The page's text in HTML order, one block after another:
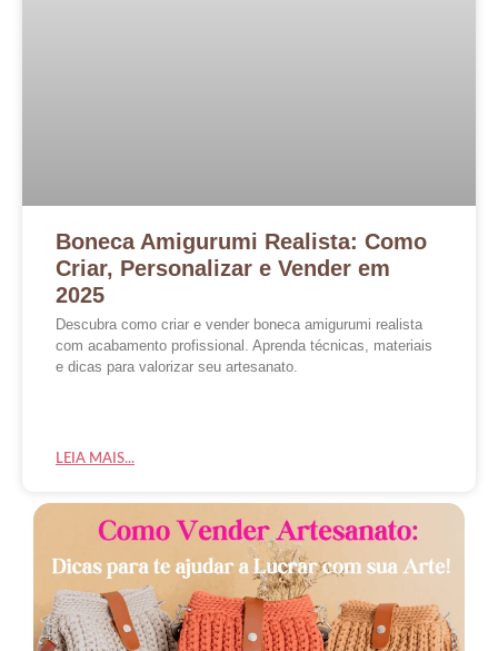
Boneca Amigurumi Realista: Como
Criar, Personalizar e Vender em
2025
Descubra como criar e vender boneca amigurumi realista
com acabamento profissional. Aprenda técnicas, materiais
e dicas para valorizar seu artesanato.
LEIA MAIS...